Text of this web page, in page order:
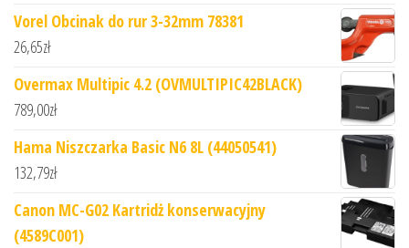
Vorel Obcinak do rur 3-32mm 78381
26,65zł
Overmax Multipic 4.2 (OVMULTIPIC42BLACK)
789,00zł
Hama Niszczarka Basic N6 8L (44050541)
132,79zł
Canon MC-G02 Kartridż konserwacyjny
(4589C001)